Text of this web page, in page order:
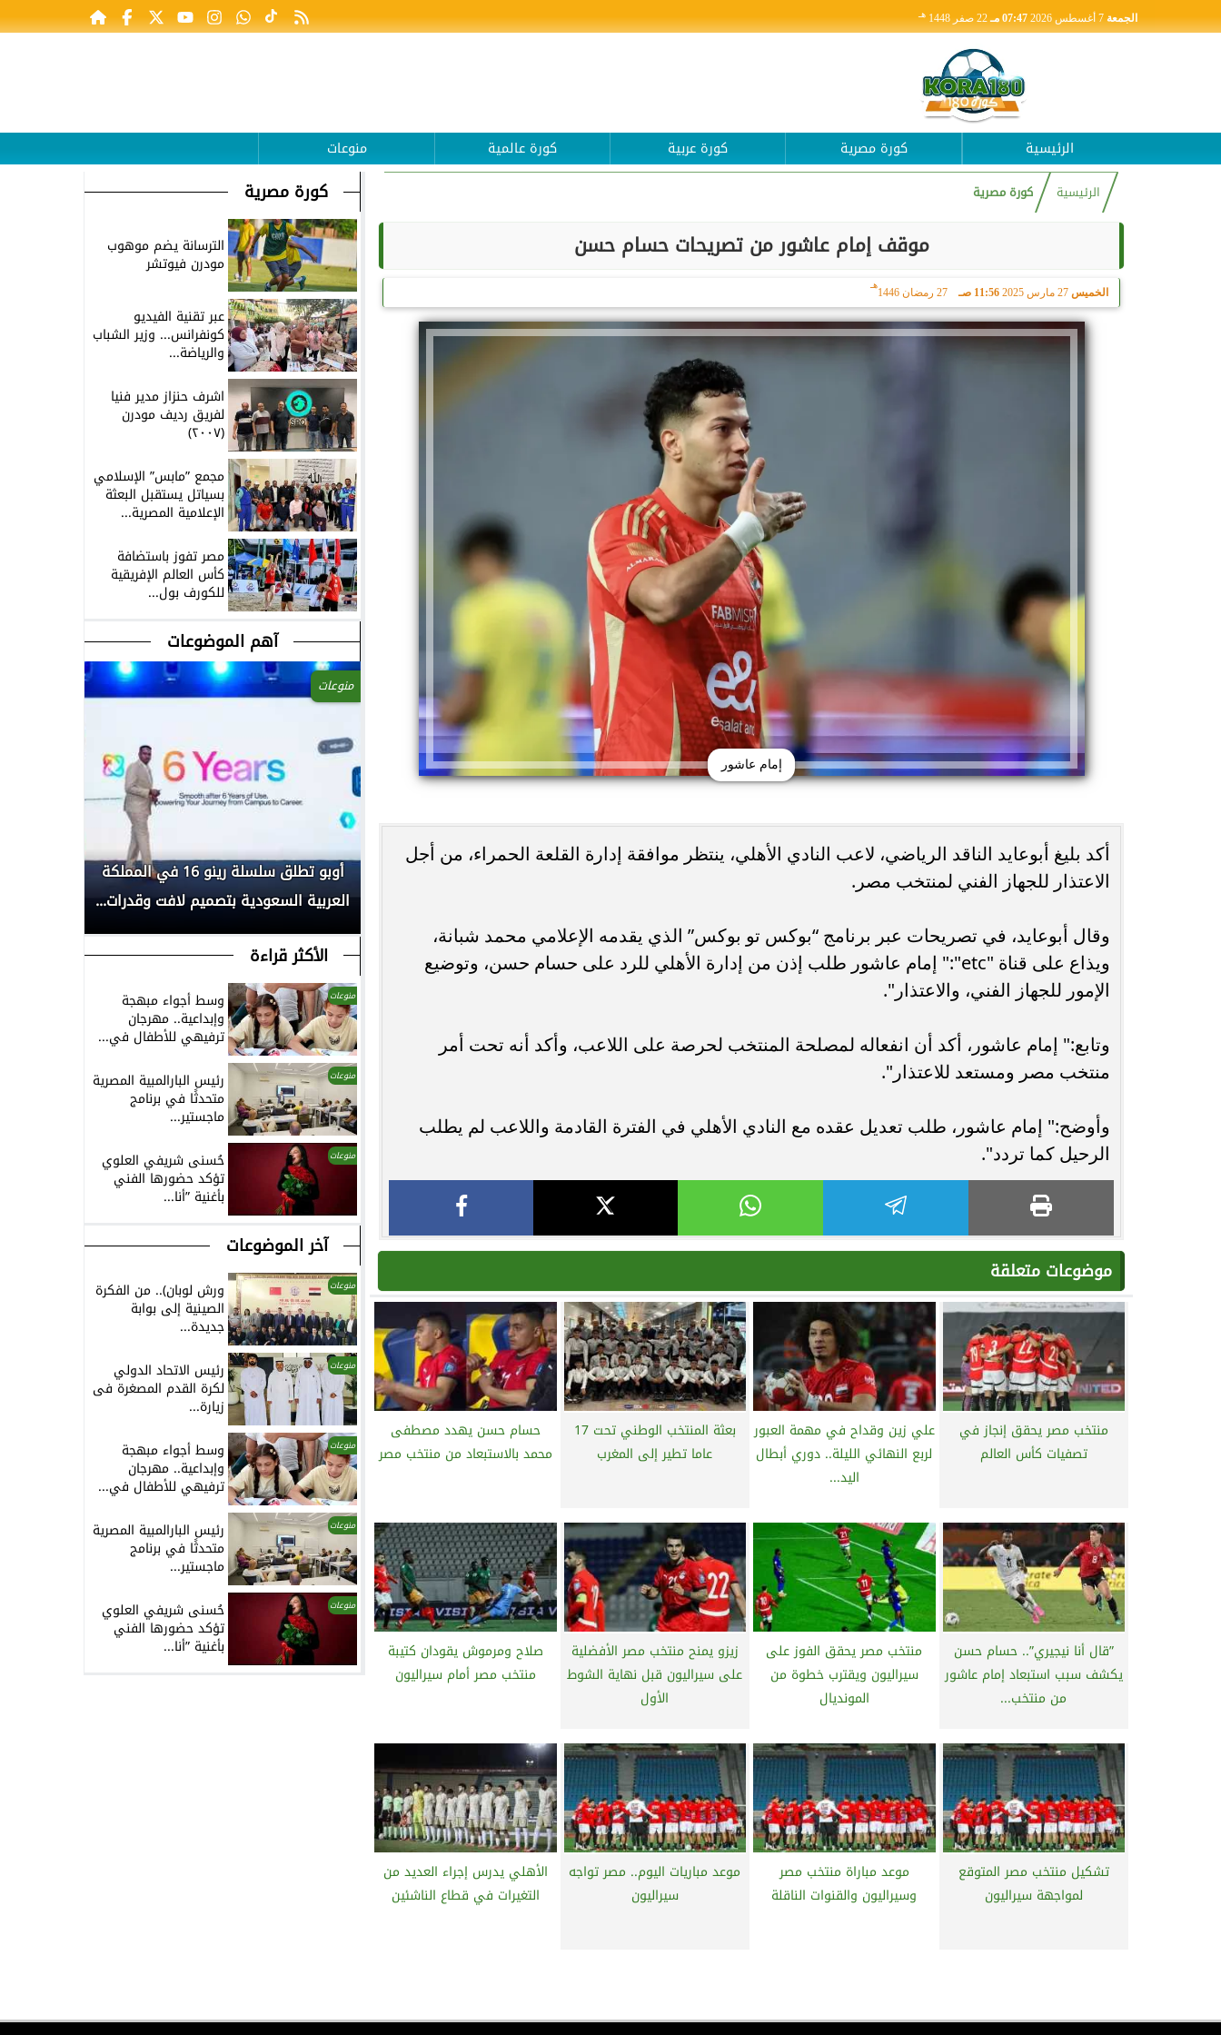
الجمعة 07:47 مـ 22 صفر 1448 هـ
الرئيسية كورة مصرية كورة عربية كورة عالمية منوعات
الرئيسية كورة مصرية
موقف إمام عاشور من تصريحات حسام حسن
الخميس 27 مارس 2025 11:56 صـ 27 رمضان 1446
هـ
إمام عاشور
أكد بليغ أبوعايد الناقد الرياضي، لاعب النادي الأهلي، ينتظر موافقة إدارة القلعة الحمراء، من أجل
الاعتذار للجهاز الفني لمنتخب مصر.
وقال أبوعايد، في تصريحات عبر برنامج “بوكس تو بوكس” الذي يقدمه الإعلامي محمد شبانة،
ويذاع على قناة "etc":" إمام عاشور طلب إذن من إدارة الأهلي للرد على حسام حسن، وتوضيع
الإمور للجهاز الفني، والاعتذار".
وتابع:" إمام عاشور، أكد أن انفعاله لمصلحة المنتخب لحرصة على اللاعب، وأكد أنه تحت أمر
منتخب مصر ومستعد للاعتذار".
وأوضح:" إمام عاشور، طلب تعديل عقده مع النادي الأهلي في الفترة القادمة واللاعب لم يطلب
الرحيل كما تردد".
موضوعات متعلقة
منتخب مصر يحقق إنجاز في
تصفيات كأس العالم
علي زين وقداح في مهمة العبور
لربع النهائي الليلة.. دوري أبطال
اليد...
بعثة المنتخب الوطني تحت 17
عاما تطير إلى المغرب
حسام حسن يهدد مصطفى
محمد بالاستبعاد من منتخب مصر
”قال أنا نيجيري”.. حسام حسن
يكشف سبب استبعاد إمام عاشور
من منتخب...
منتخب مصر يحقق الفوز على
سيراليون ويقترب خطوة من
المونديال
زيزو يمنح منتخب مصر الأفضلية
على سيراليون قبل نهاية الشوط
الأول
صلاح ومرموش يقودان كتيبة
منتخب مصر أمام سيراليون
تشكيل منتخب مصر المتوقع
لمواجهة سيراليون
موعد مباراة منتخب مصر
وسيراليون والقنوات الناقلة
موعد مباريات اليوم.. مصر تواجه
سيراليون
الأهلي يدرس إجراء العديد من
التغيرات في قطاع الناشئين
كورة مصرية
الترسانة يضم موهوب
مودرن فيوتشر
عبر تقنية الفيديو
كونفرانس... وزير الشباب
والرياضة...
اشرف حنزاز مدير فنيا
لفريق رديف مودرن
(٢٠٠٧)
مجمع ”مابس” الإسلامي
بسياتل يستقبل البعثة
الإعلامية المصرية...
مصر تفوز باستضافة
كأس العالم الإفريقية
للكورف بول...
آهم الموضوعات
حُسنى شريفي العلوي تؤكد حضورها الفني
بأغنية ”أنا وحدة عادية”
انغام تختار جدة محطة اولى لتدشين
مصر تكتب التاريخ.. فريق “حلم” يفوز بكأس
منوعات
أوبو تطلق سلسلة رينو 16 في المملكة
العربية السعودية بتصميم لافت وقدرات...
الأكثر قراءة
منوعات وسط أجواء مبهجة
وإبداعية.. مهرجان
ترفيهي للأطفال في...
منوعات رئيس البارالمبية المصرية
متحدثًا في برنامج
ماجستير...
منوعات حُسنى شريفي العلوي
تؤكد حضورها الفني
بأغنية ”أنا...
آخر الموضوعات
منوعات ورش لوبان).. من الفكرة
الصينية إلى بوابة
جديدة...
منوعات رئيس الاتحاد الدولي
لكرة القدم المصغرة فى
زيارة...
منوعات وسط أجواء مبهجة
وإبداعية.. مهرجان
ترفيهي للأطفال في...
منوعات رئيس البارالمبية المصرية
متحدثًا في برنامج
ماجستير...
منوعات حُسنى شريفي العلوي
تؤكد حضورها الفني
بأغنية ”أنا...